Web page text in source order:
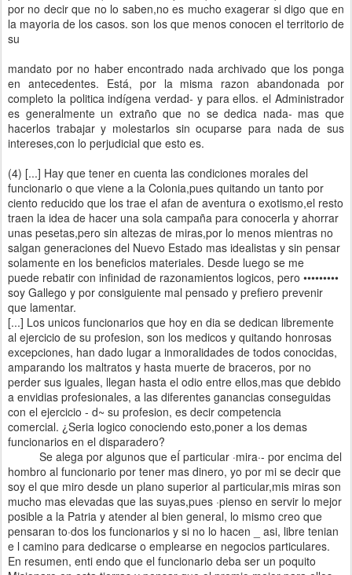
por no decir que no lo saben,no es mucho exagerar si digo que en
la mayoria de los casos. son los que menos conocen el territorio de
su
mandato por no haber encontrado nada archivado que los ponga
en antecedentes. Está, por la misma razon abandonada por
completo la politicaindígena verdad- y para ellos. el Administrador
es generalmente un extrañoque no se dedica nada- mas que
hacerlos trabajar y molestarlos sin ocuparse para nada de sus
intereses,con lo perjudicial que esto es.
(4) [...] Hay que tener en cuenta las condiciones morales del
funcionario o que viene a la Colonia,pues quitando un tanto por
ciento reducido que los trae el afan de aventura o exotismo,el resto
traen la idea de hacer una sola campaña para conocerla y ahorrar
unas pesetas,pero sin altezas de miras,por lo menos mientras no
salgan generaciones del Nuevo Estado mas idealistas y sin pensar
solamente en los beneficios materiales. Desde luego se me
puede rebatir con infinidad de razonamientos logicos, pero •••••••••
soy Gallego y por consiguiente mal pensado y prefiero prevenir
que lamentar.
[...] Los unicos funcionarios que hoy en dia se dedican libremente
al ejercicio de su profesion, son los medicos y quitando honrosas
excepciones, han dado lugar a inmoralidades de todos conocidas,
amparando los maltratos y hasta muerte de braceros, por no
perder sus iguales, llegan hasta el odio entre ellos,mas que debido
a envidias profesionales, a las diferentes ganancias conseguidas
con el ejercicio - d~ su profesion, es decir competencia
comercial. ¿Seria logico conociendo esto,poner a los demas
funcionarios en el disparadero?
Se alega por algunos que eÍ particular ·mira·- por encima del
hombro al funcionario por tener mas dinero, yo por mi se decir que
soy el que miro desde un plano superior al particular,mis miras son
mucho mas elevadas que las suyas,pues ·pienso en servir lo mejor
posible a la Patria y atender al bien general, lo mismo creo que
pensaran to·dos los funcionarios y si no lo hacen _ asi, libre tenian
e l camino para dedicarse o emplearse en negocios particulares.
En resumen, enti endo que el funcionario deba ser un poquito